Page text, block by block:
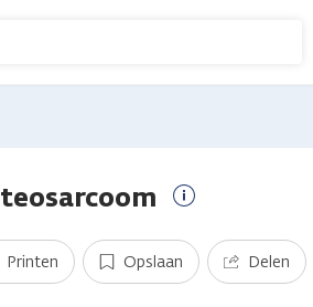
informatie
Printen Opslaan Delen